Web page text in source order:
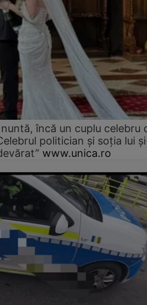
încă un cuplu celebru
politician și soția lui
www.unica.ro